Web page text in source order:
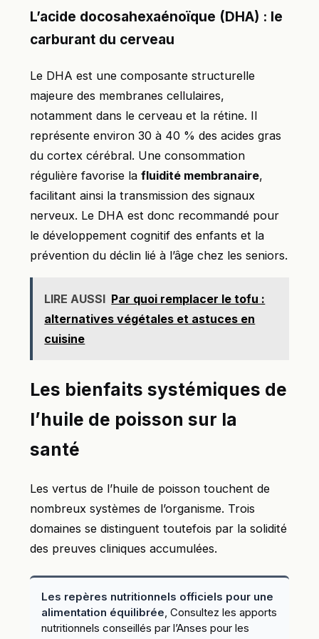
L’acide docosahexaénoïque (DHA) : le
carburant du cerveau
Le DHA est une composante structurelle
majeure des membranes cellulaires,
notamment dans le cerveau et la rétine. Il
représente environ 30 à 40 % des acides gras
du cortex cérébral. Une consommation
régulière favorise la fluidité membranaire,
facilitant ainsi la transmission des signaux
nerveux. Le DHA est donc recommandé pour
le développement cognitif des enfants et la
prévention du déclin lié à l’âge chez les seniors.
LIRE AUSSI Par quoi remplacer le tofu :
alternatives végétales et astuces en
cuisine
Les bienfaits systémiques de
l’huile de poisson sur la
santé
Les vertus de l’huile de poisson touchent de
nombreux systèmes de l’organisme. Trois
domaines se distinguent toutefois par la solidité
des preuves cliniques accumulées.
Les repères nutritionnels officiels pour une
alimentation équilibrée, Consultez les apports
nutritionnels conseillés par l’Anses pour les